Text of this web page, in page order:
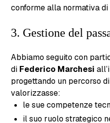
conforme alla normativa di
3. Gestione del
Abbiamo seguito con
di Federico Marchesi
progettando un percorso
valorizzasse:
le sue competenze
il suo ruolo strategico